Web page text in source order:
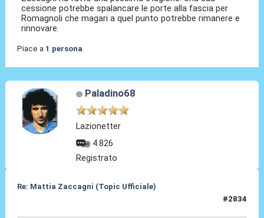
cessione potrebbe spalancare le porte alla fascia per
Romagnoli che magari a quel punto potrebbe rimanere e
rinnovare.
Piace a 1 persona.
Paladino68
Lazionetter
4.826
Registrato
Re: Mattia Zaccagni (Topic Ufficiale)
#2834